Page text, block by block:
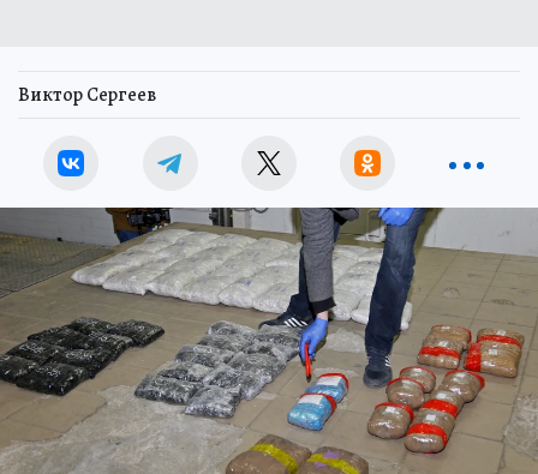
Виктор Сергеев